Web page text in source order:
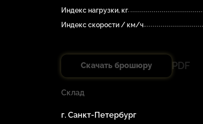
Индекс нагрузки, кг
Индекс скорости / км/ч
Скачать брошюру PDF
Склад
г. Санкт-Петербург